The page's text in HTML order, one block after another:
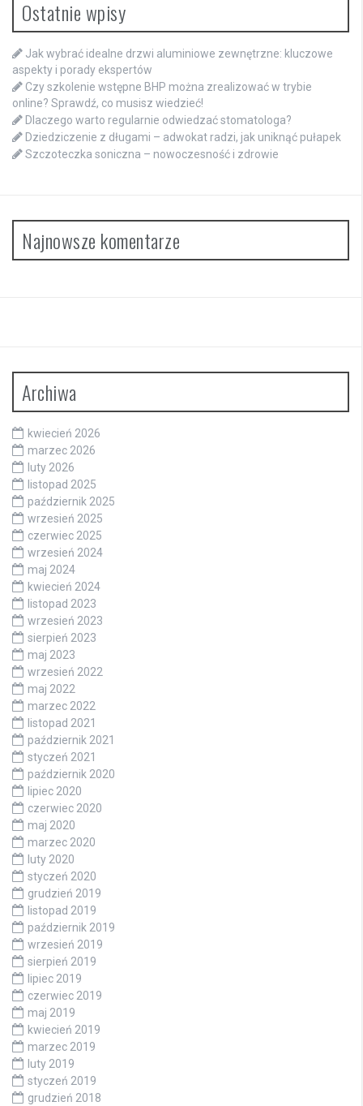
Ostatnie wpisy
Jak wybrać idealne drzwi aluminiowe zewnętrzne: kluczowe
aspekty i porady ekspertów
Czy szkolenie wstępne BHP można zrealizować w trybie
online? Sprawdź, co musisz wiedzieć!
Dlaczego warto regularnie odwiedzać stomatologa?
Dziedziczenie z długami – adwokat radzi, jak uniknąć pułapek
Szczoteczka soniczna – nowoczesność i zdrowie
Najnowsze komentarze
Archiwa
kwiecień 2026
marzec 2026
luty 2026
listopad 2025
październik 2025
wrzesień 2025
czerwiec 2025
wrzesień 2024
maj 2024
kwiecień 2024
listopad 2023
wrzesień 2023
sierpień 2023
maj 2023
wrzesień 2022
maj 2022
marzec 2022
listopad 2021
październik 2021
styczeń 2021
październik 2020
lipiec 2020
czerwiec 2020
maj 2020
marzec 2020
luty 2020
styczeń 2020
grudzień 2019
listopad 2019
październik 2019
wrzesień 2019
sierpień 2019
lipiec 2019
czerwiec 2019
maj 2019
kwiecień 2019
marzec 2019
luty 2019
styczeń 2019
grudzień 2018